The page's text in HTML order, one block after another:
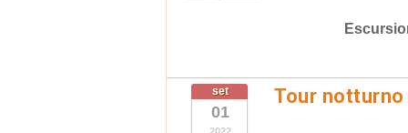
set
01
Tour notturno